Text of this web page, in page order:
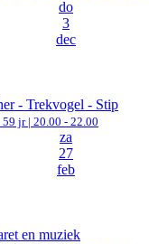
do
3
dec
- Trekvogel - Stip
59 jr | 20.00 - 22.00
za
27
feb
en muziek